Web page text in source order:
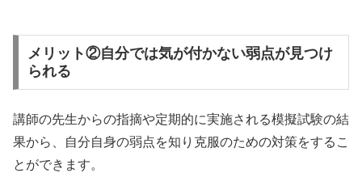
メリット②自分では気が付かない弱点が見つけ
られる
講師の先生からの指摘や定期的に実施される模擬試験の結
果から、自分自身の弱点を知り克服のための対策をするこ
とができます。